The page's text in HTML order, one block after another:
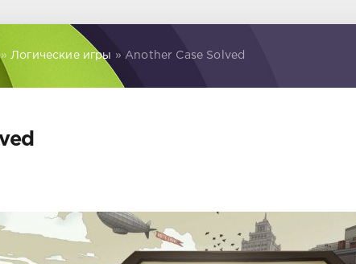
Логические игры » Another Case Solved